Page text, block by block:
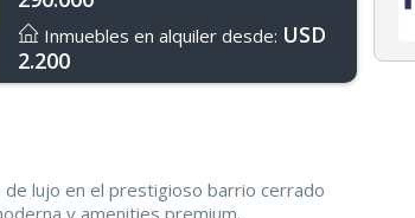
Inmuebles en alquiler desde: USD
2.200
lujo en el prestigioso barrio cerrado
y amenities premium.